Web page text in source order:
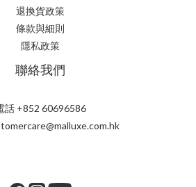
退換貨政策
條款與細則
隱私政策
聯絡我們
話 +852 60696586